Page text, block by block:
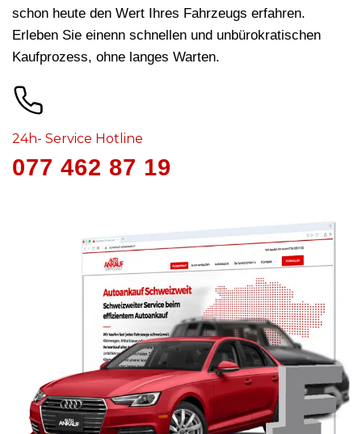
schon heute den Wert Ihres Fahrzeugs erfahren.
Erleben Sie einenn schnellen und unbürokratischen
Kaufprozess, ohne langes Warten.
24h- Service Hotline
077 462 87 19